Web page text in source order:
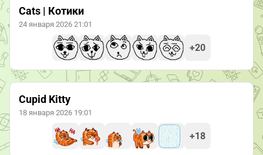
Cats | Котики
24 января 2026 21:01
+20
Cupid Kitty
18 января 2026 19:01
+18